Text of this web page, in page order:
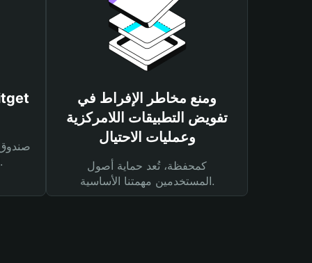
لحماية أصولك ومعاملاتك.
ومنع مخاطر الإفراط في
تفويض التطبيقات اللامركزية
وعمليات الاحتيال
كمحفظة، تُعد حماية أصول
المستخدمين مهمتنا الأساسية.